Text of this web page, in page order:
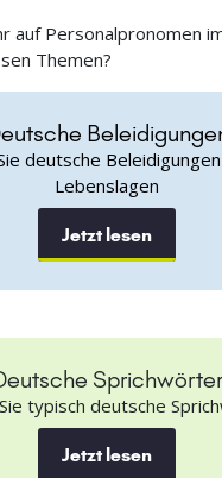
auf Personalpronomen
Themen?
deutsche
Lebenslagen
Jetzt lesen
Sprichwörter
typisch deutsche
Jetzt lesen